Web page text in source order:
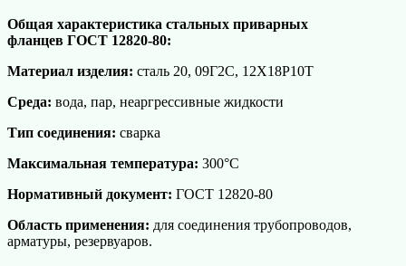
мм
PN10
Общая характеристика стальных приварных
фланцев ГОСТ 12820-80:
Материал изделия: сталь 20, 09Г2С, 12Х18Р10Т
Среда: вода, пар, неаргрессивные жидкости
Тип соединения: сварка
Максимальная температура: 300°С
Нормативный документ: ГОСТ 12820-80
Область применения: для соединения трубопроводов,
арматуры, резервуаров.